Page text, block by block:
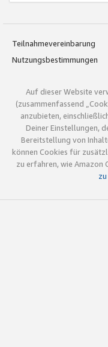
Teilnahmevereinbarung
Nutzungsbestimmungen
Auf dieser Website
(zusammenfassend
anzubieten,
Deiner Einstellungen,
Bereitstellung von
können Cookies für
zu erfahren, wie Amazon